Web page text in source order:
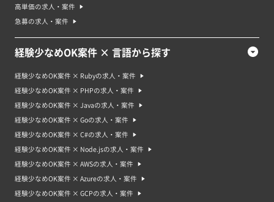
高単価の求人・案件
急募の求人・案件
経験少なめOK案件 × 言語から探す
経験少なめOK案件 × Rubyの求人・案件
経験少なめOK案件 × PHPの求人・案件
経験少なめOK案件 × Javaの求人・案件
経験少なめOK案件 × Goの求人・案件
経験少なめOK案件 × C#の求人・案件
経験少なめOK案件 × Node.jsの求人・案件
経験少なめOK案件 × AWSの求人・案件
経験少なめOK案件 × Azureの求人・案件
経験少なめOK案件 × GCPの求人・案件